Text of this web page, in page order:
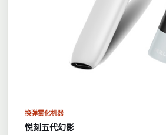
换弹雾化机器
悦刻五代幻影